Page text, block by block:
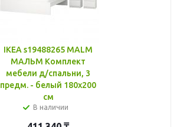
IKEA s19488265 MALM
МАЛЬМ Комплект
мебели д/спальни, 3
предм. - белый 180x200
см
В наличии